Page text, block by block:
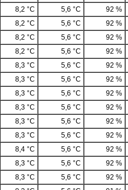
8,2 °C 5,6 °C 92 %
8,2 °C 5,6 °C 92 %
8,2 °C 5,6 °C 92 %
8,2 °C 5,6 °C 92 %
8,3 °C 5,6 °C 92 %
8,3 °C 5,6 °C 92 %
8,3 °C 5,6 °C 92 %
8,3 °C 5,6 °C 92 %
8,3 °C 5,6 °C 92 %
8,3 °C 5,6 °C 92 %
8,4 °C 5,6 °C 92 %
8,3 °C 5,6 °C 92 %
8,3 °C 5,6 °C 92 %